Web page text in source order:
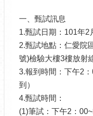
一、甄試訊息
1.甄試日期：101年2
2.甄試地點：仁愛院
號)檢驗大樓3樓放射
3.報到時間：下午2
到）
4.甄試時間：
(1)筆試：下午2：